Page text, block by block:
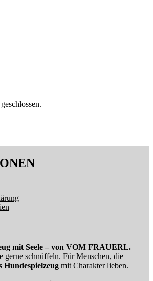
mit Seele – von VOM FRAUERL.
gerne schnüffeln. Für Menschen, die
Hundespielzeug mit Charakter lieben.